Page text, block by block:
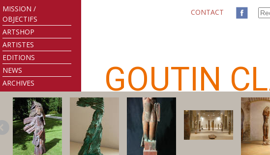
MISSION /
OBJECTIFS
ARTSHOP
ARTISTES
EDITIONS
NEWS
ARCHIVES
CONTACT
GOUTIN